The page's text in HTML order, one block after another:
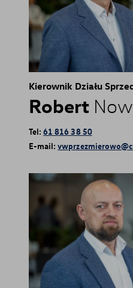
Kierownik Działu
Robert
Tel:61 816 38 50
E-mail: